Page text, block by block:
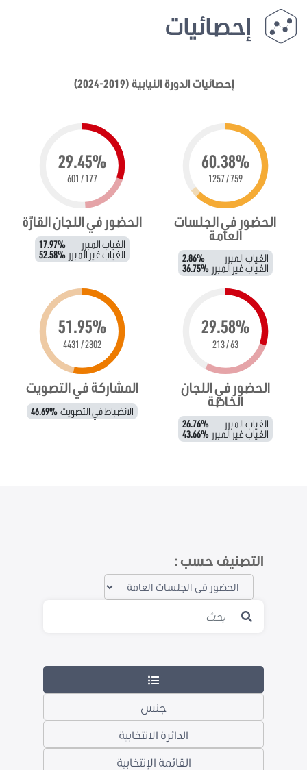
إحصائيات
إحصائيات الدورة النيابية (2019-2024)
60.38%
759 / 1257
الحضور في الجلسات
العامة
الغياب المبرر 2.86%
الغياب غير المبرر 36.75%
29.45%
177 / 601
الحضور في اللجان القارّة
الغياب المبرر 17.97%
الغياب غير المبرر 52.58%
29.58%
63 / 213
الحضور في اللجان
الخاصة
الغياب المبرر 26.76%
الغياب غير المبرر 43.66%
51.95%
2302 / 4431
المشاركة في التصويت
الانضباط في التصويت 46.69%
التصنيف حسب :
جنس
الدائرة الانتخابية
القائمة الإنتخابية